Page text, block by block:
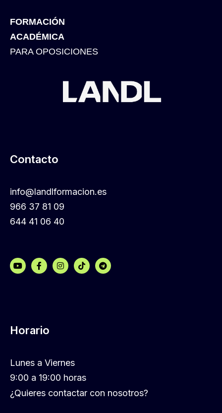
FORMACIÓN
ACADÉMICA
PARA OPOSICIONES
Contacto
info@landlformacion.es
966 37 81 09
644 41 06 40
Horario
Lunes a Viernes
9:00 a 19:00 horas
¿Quieres contactar con nosotros?